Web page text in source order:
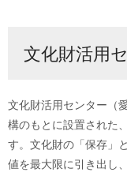
文化財活用
文化財活用センター（
構のもとに設置された
す。文化財の「保存」
値を最大限に引き出し